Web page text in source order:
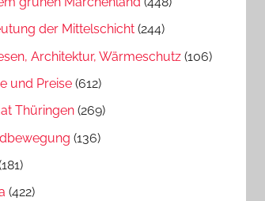
der Mittelschicht (244)
Architektur, Wärmeschutz (106)
und Preise (612)
Thüringen (269)
(136)
(422)